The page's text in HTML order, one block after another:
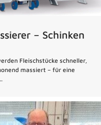
– Schinken
Fleischstücke schneller,
massiert – für eine